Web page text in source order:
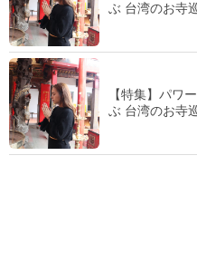
ぶ 台湾のお寺
【特集】パワ
ぶ 台湾のお寺